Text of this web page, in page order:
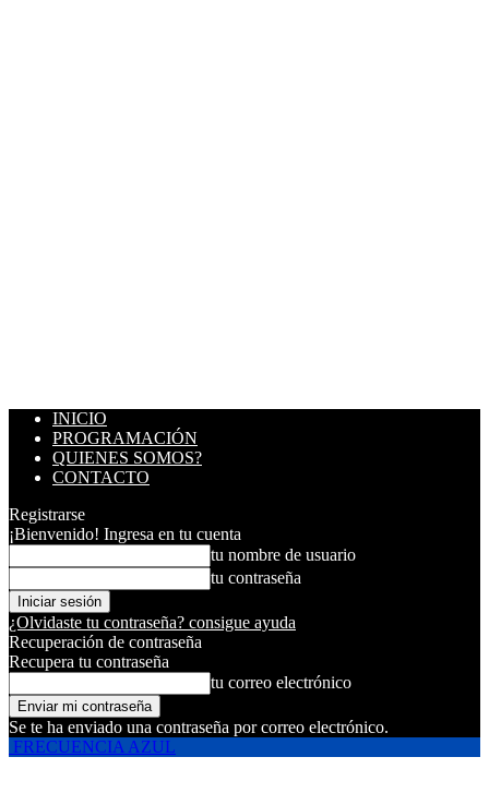
INICIO
PROGRAMACIÓN
QUIENES SOMOS?
CONTACTO
Registrarse
¡Bienvenido! Ingresa en tu cuenta
tu nombre de usuario
tu contraseña
¿Olvidaste tu contraseña? consigue ayuda
Recuperación de contraseña
Recupera tu contraseña
tu correo electrónico
Se te ha enviado una contraseña por correo electrónico.
FRECUENCIA AZUL